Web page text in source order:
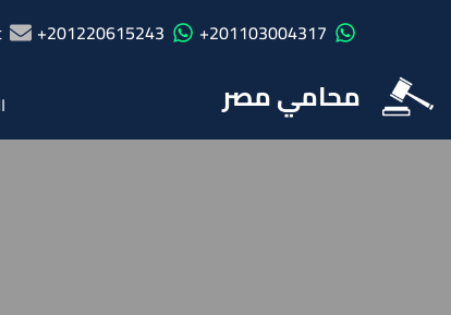
201103004317+
201220615243+
محامي مصر